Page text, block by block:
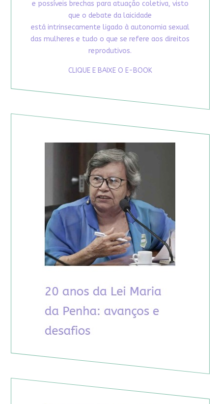
e possíveis brechas para atuação coletiva, visto
que o debate da laicidade
está intrinsecamente ligado à autonomia sexual
das mulheres e tudo o que se refere aos direitos
reprodutivos.
CLIQUE E BAIXE O E-BOOK